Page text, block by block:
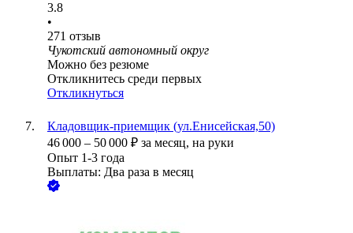
3.8
•
271 отзыв
Чукотский автономный округ
Можно без резюме
Откликнитесь среди первых
Откликнуться
Кладовщик-приемщик (ул.Енисейская,50)
46 000 – 50 000 ₽ за месяц, на руки
Опыт 1-3 года
Выплаты: Два раза в месяц